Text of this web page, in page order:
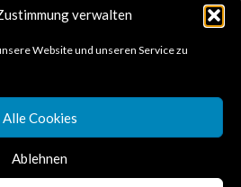
verwalten
Website und unseren Service zu
Alle Cookies
Ablehnen
werden.